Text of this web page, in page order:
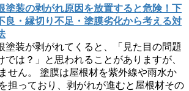
塗装の剥がれ原因を放置すると危険！下
良・縁切り不足・塗膜劣化から考える対
塗装が剥がれてくると、「見た目の問題
では？」と思われることがありますが、
せん。 塗膜は屋根材を紫外線や雨水か
担っており、剥がれが進むと屋根材その